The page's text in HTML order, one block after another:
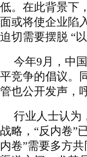
低。在此背景下
面或将使企业陷
迫切需要摆脱 “
今年9月，中
平竞争的倡议。
管也公开发声，
行业人士认为
战略，“反内卷”
内卷”需要多方